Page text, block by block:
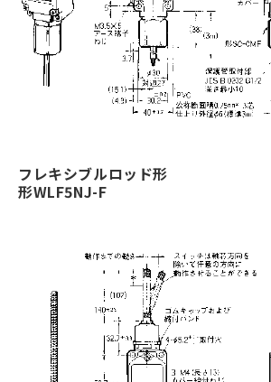
フレキシブルロッド形
形WLF5NJ-F